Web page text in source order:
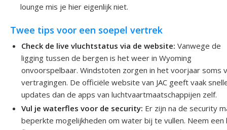
lounge mis je hier eigenlijk niet.
Twee tips voor een soepel vertrek
Check de live vluchtstatus via de website: Vanwege de
ligging tussen de bergen is het weer in Wyoming
onvoorspelbaar. Windstoten zorgen in het voorjaar soms
vertragingen. De officiële website van JAC geeft vaak
updates dan de apps van luchtvaartmaatschappijen zelf.
Vul je waterfles voor de security: Er zijn na de security
beperkte mogelijkheden om water bij te vullen. Neem een